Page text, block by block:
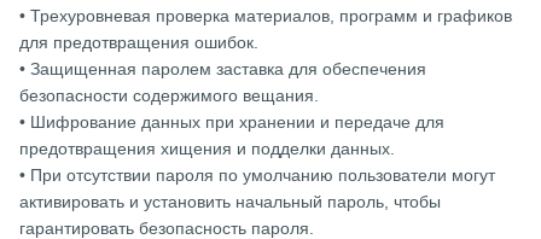
• Трехуровневая проверка материалов, программ и графиков
для предотвращения ошибок.
• Защищенная паролем заставка для обеспечения
безопасности содержимого вещания.
• Шифрование данных при хранении и передаче для
предотвращения хищения и подделки данных.
• При отсутствии пароля по умолчанию пользователи могут
активировать и установить начальный пароль, чтобы
гарантировать безопасность пароля.